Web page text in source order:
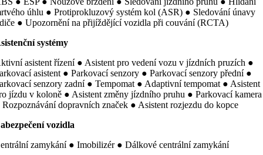
úhlu ● Protiprokluzový systém kol (ASR) ● Sledování únavy
● Upozornění na přijíždějící vozidla při couvání (RCTA)
systémy
asistent řízení ● Asistent pro vedení vozu v jízdních pruzích ●
asistent ● Parkovací senzory ● Parkovací senzory přední ●
senzory zadní ● Tempomat ● Adaptivní tempomat ● Asistent
jízdu v koloně ● Asistent změny jízdního pruhu ● Parkovací kamera
dopravních značek ● Asistent rozjezdu do kopce
vozidla
zamykání ● Imobilizér ● Dálkové centrální zamykání